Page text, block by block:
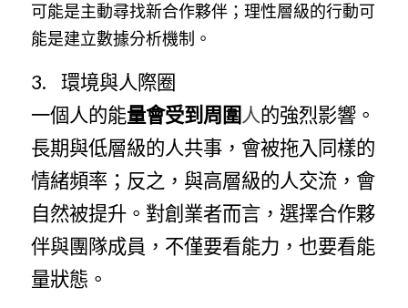
可能是主動尋找新合作夥伴；理性層級的行動可
能是建立數據分析機制。
3.    環境與人際圈
一個人的能量會受到周圍 人的強烈影響。
長期與低層級的人共事，會被拖入同樣的
情緒頻率；反之，與高層級的人交流，會
自然被提升。對創業者而言，選擇合作夥
伴與團隊成員，不僅要看能力，也要看能
量狀態。